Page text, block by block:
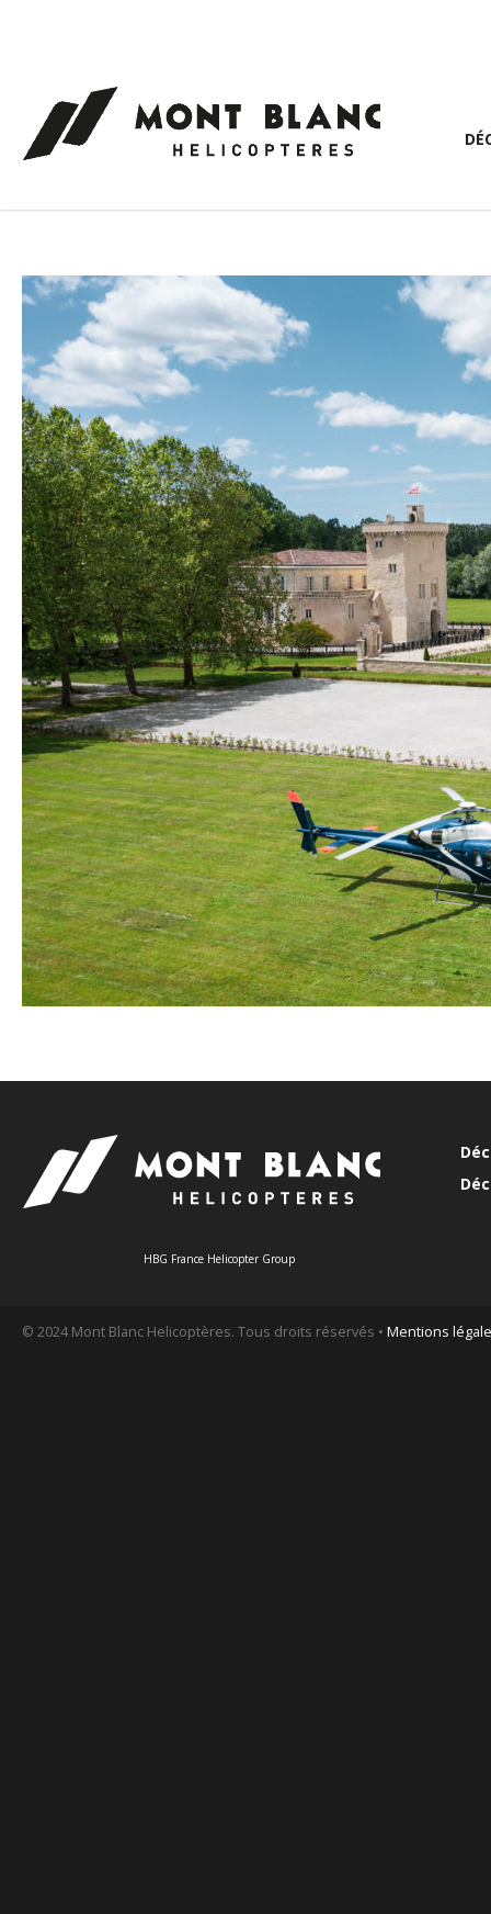
HBG France Helicopter Group
© 2024 Mont Blanc Helicoptères. Tous droits réservés • Mentions